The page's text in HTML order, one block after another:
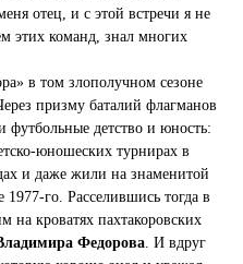
отец, и с этой встречи я не
этих команд, знал многих
в том злополучном сезоне
призму баталий флагманов
футбольные детство и юность:
юношеских турнирах в
и даже жили на знаменитой
1977-го. Расселившись тогда в
на кроватях пахтакоровских
Федорова . И вдруг